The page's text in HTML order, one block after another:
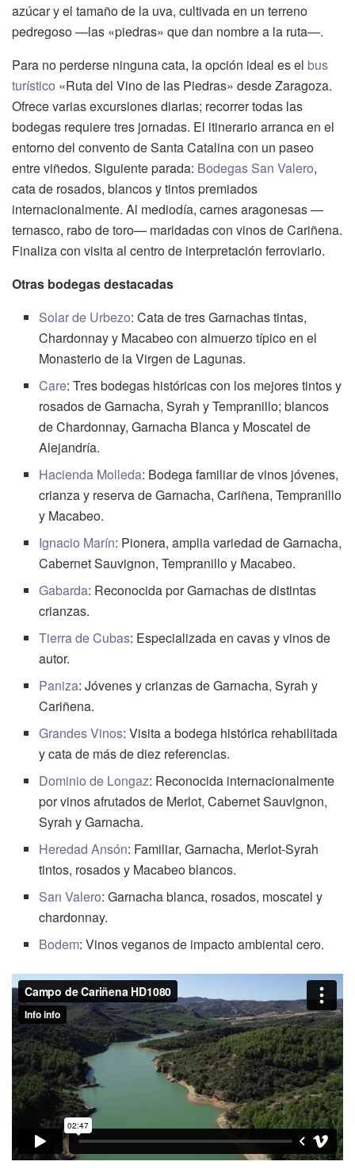
azúcar y el tamaño de la uva, cultivada en un terreno
pedregoso —las «piedras» que dan nombre a la ruta—.
Para no perderse ninguna cata, la opción ideal es el bus
turístico «Ruta del Vino de las Piedras» desde Zaragoza.
Ofrece varias excursiones diarias; recorrer todas las
bodegas requiere tres jornadas. El itinerario arranca en el
entorno del convento de Santa Catalina con un paseo
entre viñedos. Siguiente parada: Bodegas San Valero,
cata de rosados, blancos y tintos premiados
internacionalmente. Al mediodía, carnes aragonesas —
ternasco, rabo de toro— maridadas con vinos de Cariñena.
Finaliza con visita al centro de interpretación ferroviario.
Otras bodegas destacadas
Solar de Urbezo: Cata de tres Garnachas tintas,
Chardonnay y Macabeo con almuerzo típico en el
Monasterio de la Virgen de Lagunas.
Care: Tres bodegas históricas con los mejores tintos y
rosados de Garnacha, Syrah y Tempranillo; blancos
de Chardonnay, Garnacha Blanca y Moscatel de
Alejandría.
Hacienda Molleda: Bodega familiar de vinos jóvenes,
crianza y reserva de Garnacha, Cariñena, Tempranillo
y Macabeo.
Ignacio Marín: Pionera, amplia variedad de Garnacha,
Cabernet Sauvignon, Tempranillo y Macabeo.
Gabarda: Reconocida por Garnachas de distintas
crianzas.
Tierra de Cubas: Especializada en cavas y vinos de
autor.
Paniza: Jóvenes y crianzas de Garnacha, Syrah y
Cariñena.
Grandes Vinos: Visita a bodega histórica rehabilitada
y cata de más de diez referencias.
Dominio de Longaz: Reconocida internacionalmente
por vinos afrutados de Merlot, Cabernet Sauvignon,
Syrah y Garnacha.
Heredad Ansón: Familiar, Garnacha, Merlot-Syrah
tintos, rosados y Macabeo blancos.
San Valero: Garnacha blanca, rosados, moscatel y
chardonnay.
Bodem: Vinos veganos de impacto ambiental cero.